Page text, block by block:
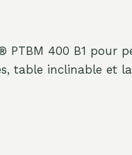
PTBM 400 B1 pour
table inclinable et